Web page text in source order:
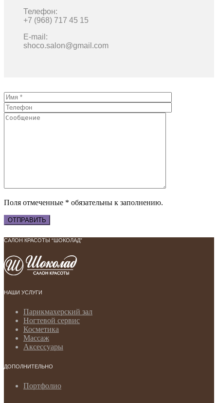
Телефон:
+7 (968) 717 45 15
E-mail:
shoco.salon@gmail.com
Поля отмеченные * обязательны к заполнению.
САЛОН КРАСОТЫ “ШОКОЛАД”
НАШИ УСЛУГИ
Парикмахерский зал
Ногтевой сервис
Косметика
Массаж
Аксессуары
ДОПОЛНИТЕЛЬНО
Портфолио